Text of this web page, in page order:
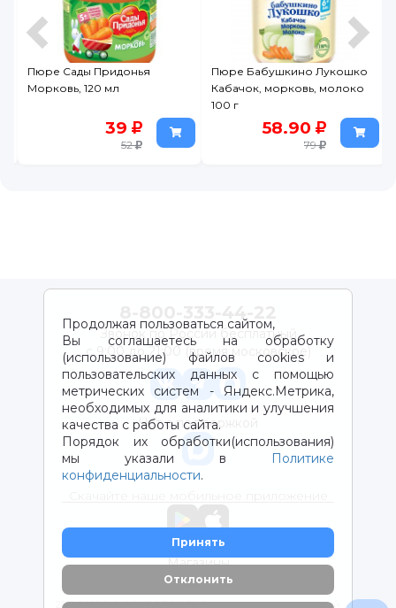
Пюре Сады Придонья
Морковь, 120 мл
39
52
Пюре Бабушкино Лукошко
Кабачок, морковь, молоко
100 г
58.90
79
Продолжая пользоваться сайтом,
Вы соглашаетесь на обработку
(использование) файлов cookies и
пользовательских данных с помощью
метрических систем - Яндекс.Метрика,
необходимых для аналитики и улучшения
качества с работы сайта.
Порядок их обработки(использования)
мы указали в
Политике
конфиденциальности.
Принять
Отклонить
Звонок по России бесплатный
с 9:00 до 21:00 (время московское)
Чат с поддержкой
Магазины
2012-2026 © ООО "ВОТОНЯ". Детские товары с доставкой